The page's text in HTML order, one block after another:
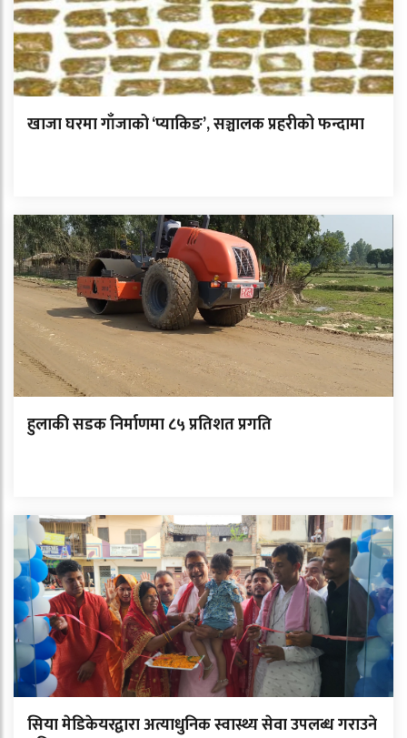
खाजा घरमा गाँजाको ‘प्याकिङ’, सञ्चालक प्रहरीको फन्दामा
हुलाकी सडक निर्माणमा ८५ प्रतिशत प्रगति
सिया मेडिकेयरद्वारा अत्याधुनिक स्वास्थ्य सेवा उपलब्ध गराउने